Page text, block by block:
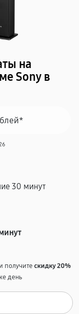
на
Sony в
30 минут
получитескидку 20%
день